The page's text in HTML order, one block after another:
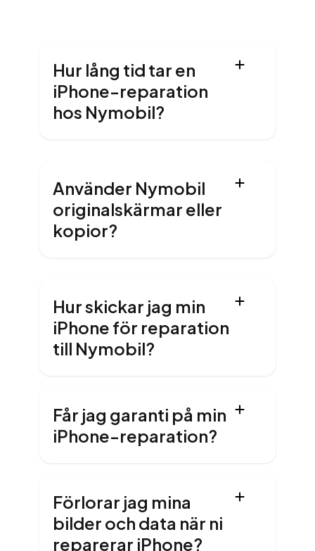
Hur lång tid tar en
iPhone-reparation
hos Nymobil?
Använder Nymobil
originalskärmar eller
kopior?
Hur skickar jag min
iPhone för reparation
till Nymobil?
Får jag garanti på min
iPhone-reparation?
Förlorar jag mina
bilder och data när ni
reparerar iPhone?